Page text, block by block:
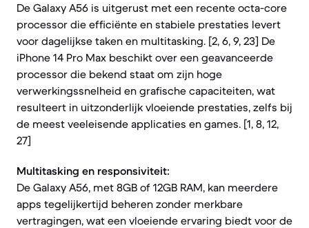
De Galaxy A56 is uitgerust met een recente octa-core
processor die efficiënte en stabiele prestaties levert
voor dagelijkse taken en multitasking. [2, 6, 9, 23] De
iPhone 14 Pro Max beschikt over een geavanceerde
processor die bekend staat om zijn hoge
verwerkingssnelheid en grafische capaciteiten, wat
resulteert in uitzonderlijk vloeiende prestaties, zelfs bij
de meest veeleisende applicaties en games. [1, 8, 12,
27]
Multitasking en responsiviteit:
De Galaxy A56, met 8GB of 12GB RAM, kan meerdere
apps tegelijkertijd beheren zonder merkbare
vertragingen, wat een vloeiende ervaring biedt voor de